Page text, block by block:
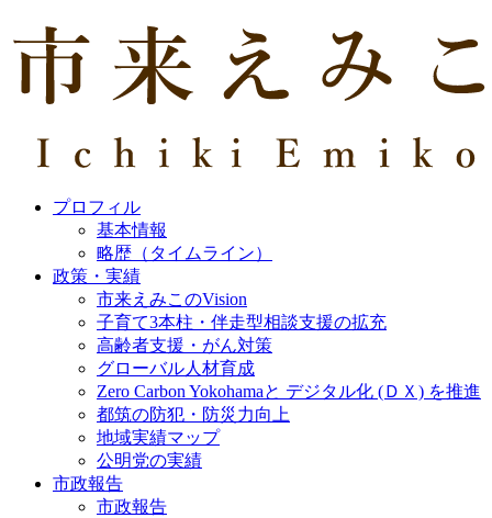
プロフィル
基本情報
略歴（タイムライン）
政策・実績
市来えみこのVision
子育て3本柱・伴走型相談支援の拡充
高齢者支援・がん対策
グローバル人材育成
Zero Carbon Yokohamaと デジタル化 (ＤＸ) を推進
都筑の防犯・防災力向上
地域実績マップ
公明党の実績
市政報告
市政報告